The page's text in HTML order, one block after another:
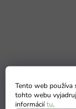
Tento web používa
tohto webu
informáciítu.